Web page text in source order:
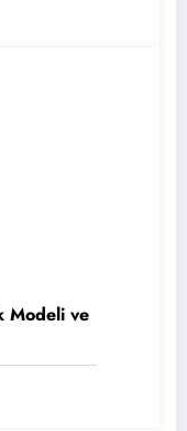
Modeli ve